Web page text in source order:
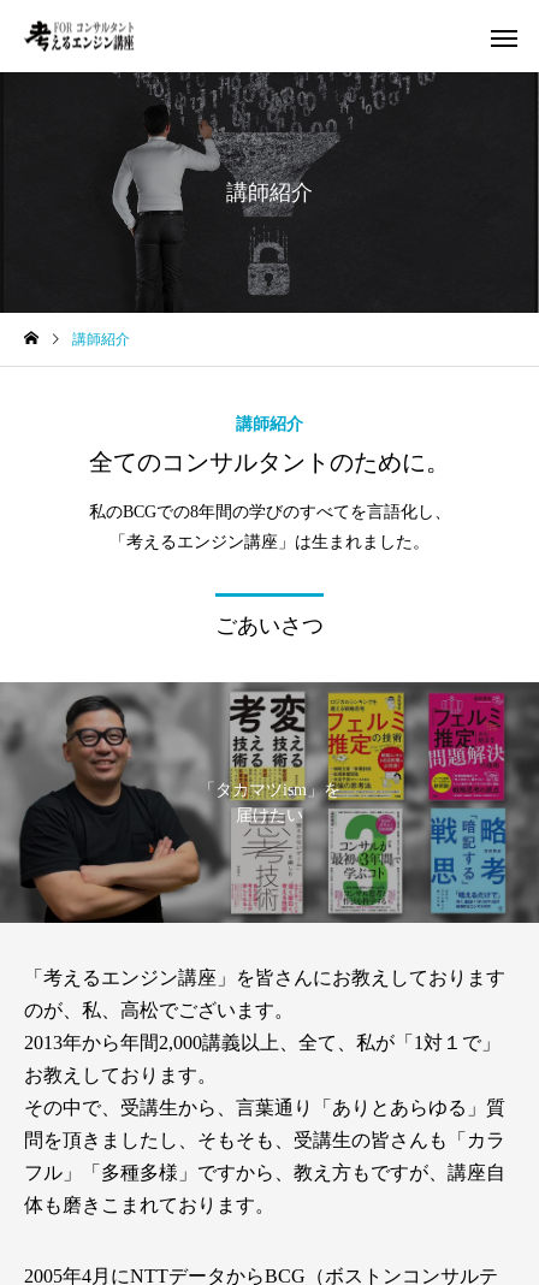
講師紹介
講師紹介
講師紹介
全てのコンサルタントのために。
私のBCGでの8年間の学びのすべてを言語化し、
「考えるエンジン講座」は生まれました。
ごあいさつ
「タカマツism」を
届けたい
「考えるエンジン講座」を皆さんにお教えしております
のが、私、高松でございます。
2013年から年間2,000講義以上、全て、私が「1対１で」
お教えしております。
その中で、受講生から、言葉通り「ありとあらゆる」質
問を頂きましたし、そもそも、受講生の皆さんも「カラ
フル」「多種多様」ですから、教え方もですが、講座自
体も磨きこまれております。
2005年4月にNTTデータからBCG（ボストンコンサルテ